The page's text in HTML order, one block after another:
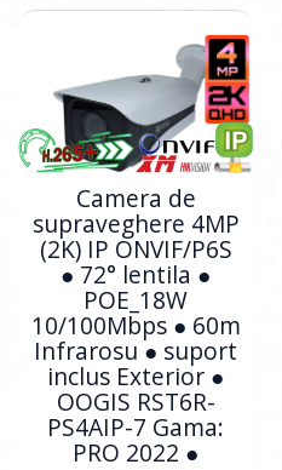
Camera de
supraveghere 4MP
(2K) IP ONVIF/P6S
● 72° lentila ●
POE_18W
10/100Mbps ● 60m
Infrarosu ● suport
inclus Exterior ●
OOGIS RST6R-
PS4AIP-7 Gama:
PRO 2022 ●